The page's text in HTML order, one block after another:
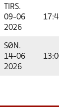
TIRS.
09-06
2026
SØN.
14-06
2026